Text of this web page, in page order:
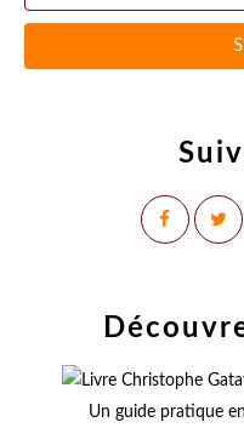
Un guide pratique